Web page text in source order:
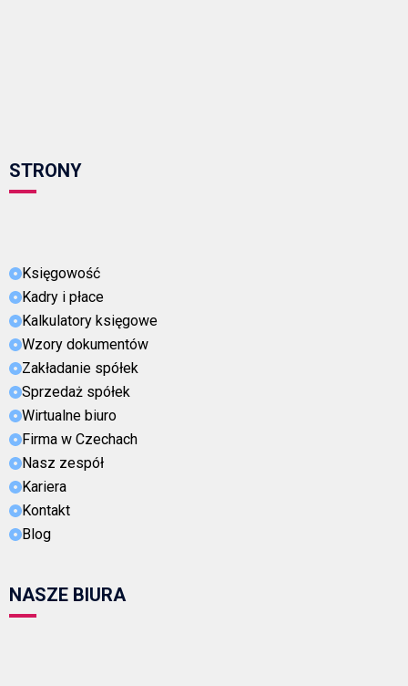
STRONY
Księgowość
Kadry i płace
Kalkulatory księgowe
Wzory dokumentów
Zakładanie spółek
Sprzedaż spółek
Wirtualne biuro
Firma w Czechach
Nasz zespół
Kariera
Kontakt
Blog
NASZE BIURA